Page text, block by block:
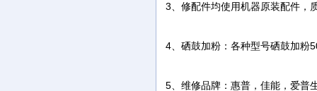
3、修配件均使用机器原装配件，
4、硒鼓加粉：各种型号硒鼓加粉
5、维修品牌：惠普，佳能，爱普